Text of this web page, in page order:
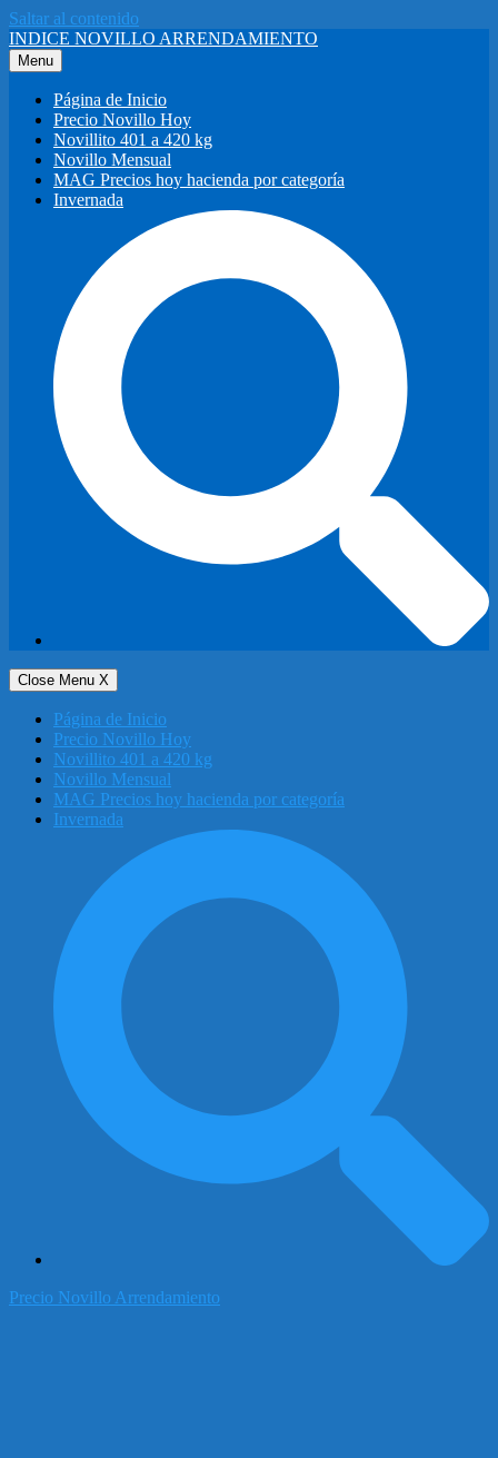
Saltar al contenido
INDICE NOVILLO ARRENDAMIENTO
Menu
Página de Inicio
Precio Novillo Hoy
Novillito 401 a 420 kg
Novillo Mensual
MAG Precios hoy hacienda por categoría
Invernada
Close Menu X
Página de Inicio
Precio Novillo Hoy
Novillito 401 a 420 kg
Novillo Mensual
MAG Precios hoy hacienda por categoría
Invernada
Precio Novillo Arrendamiento